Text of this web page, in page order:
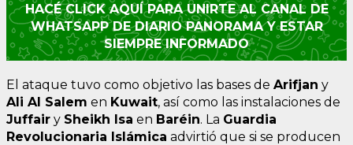
HACÉ CLICK AQUÍ PARA UNIRTE AL CANAL DE
WHATSAPP DE DIARIO PANORAMA Y ESTAR
SIEMPRE INFORMADO
El ataque tuvo como objetivo las bases de Arifjan y
Ali Al Salem en Kuwait, así como las instalaciones de
Juffair y Sheikh Isa en Baréin. La Guardia
Revolucionaria Islámica advirtió que si se producen